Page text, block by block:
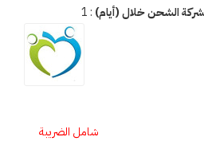
الشحن خلال (أيام) :
1
شامل الضريبة